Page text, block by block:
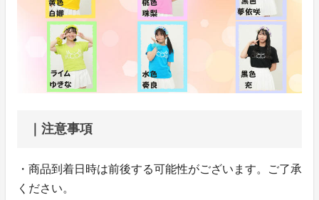
｜注意事項
・商品到着日時は前後する可能性がございます。ご了承
ください。